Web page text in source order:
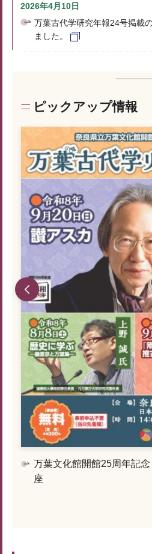
2026年4月10日
万葉古代学研究年報24号掲載
ました。
ピックアップ情報
万葉文化館開館25周年記
座